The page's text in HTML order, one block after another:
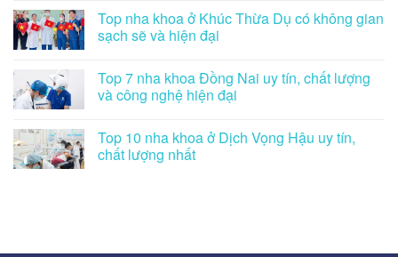
Top nha khoa ở Khúc Thừa Dụ có không gian
sạch sẽ và hiện đại
Top 7 nha khoa Đồng Nai uy tín, chất lượng
và công nghệ hiện đại
Top 10 nha khoa ở Dịch Vọng Hậu uy tín,
chất lượng nhất